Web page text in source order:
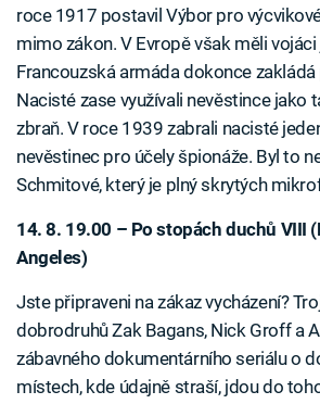
roce 1917 postavil Výbor pro
mimo zákon. V Evropě však měli
Francouzská armáda dokonce
Nacisté zase využívali nevěstince jako
zbraň. V roce 1939 zabrali nacisté
nevěstinec pro účely špionáže. Byl to
Schmitové, který je plný skrytých
14. 8. 19.00 – Po stopách duchů VIII
Angeles)
Jste připraveni na zákaz vycházení?
dobrodruhů Zak Bagans, Nick Groff a
zábavného dokumentárního seriálu o
místech, kde údajně straší, jdou do